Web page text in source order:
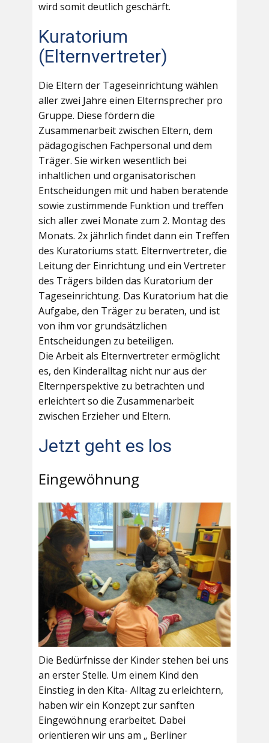
wird somit deutlich geschärft.
Kuratorium
(Elternvertreter)
Die Eltern der Tageseinrichtung wählen
aller zwei Jahre einen Elternsprecher pro
Gruppe. Diese fördern die
Zusammenarbeit zwischen Eltern, dem
pädagogischen Fachpersonal und dem
Träger. Sie wirken wesentlich bei
inhaltlichen und organisatorischen
Entscheidungen mit und haben beratende
sowie zustimmende Funktion und treffen
sich aller zwei Monate zum 2. Montag des
Monats. 2x jährlich findet dann ein Treffen
des Kuratoriums statt. Elternvertreter, die
Leitung der Einrichtung und ein Vertreter
des Trägers bilden das Kuratorium der
Tageseinrichtung. Das Kuratorium hat die
Aufgabe, den Träger zu beraten, und ist
von ihm vor grundsätzlichen
Entscheidungen zu beteiligen.
Die Arbeit als Elternvertreter ermöglicht
es, den Kinderalltag nicht nur aus der
Elternperspektive zu betrachten und
erleichtert so die Zusammenarbeit
zwischen Erzieher und Eltern.
Jetzt geht es los
Eingewöhnung
Die Bedürfnisse der Kinder stehen bei uns
an erster Stelle. Um einem Kind den
Einstieg in den Kita- Alltag zu erleichtern,
haben wir ein Konzept zur sanften
Eingewöhnung erarbeitet. Dabei
orientieren wir uns am „ Berliner